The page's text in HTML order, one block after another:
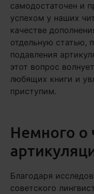
самодостаточен и
успехом у наших
качестве
отдельную статью,
подавления
этот вопрос
любящих книги и
приступим.
Немного о
Благодаря
советского